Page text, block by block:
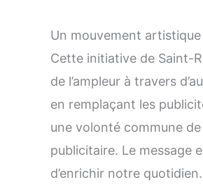
Un mouvement
Cette initiative de Saint-
de l’ampleur à travers
en remplaçant les
une volonté commune
publicitaire. Le message
d’enrichir notre quotidien.